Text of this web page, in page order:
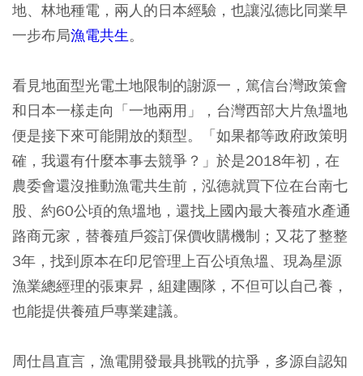
地、林地種電，兩人的日本經驗，也讓泓德比同業早
一步布局漁電共生。
看見地面型光電土地限制的謝源一，篤信台灣政策會
和日本一樣走向「一地兩用」，台灣西部大片魚塭地
便是接下來可能開放的類型。「如果都等政府政策明
確，我還有什麼本事去競爭？」於是2018年初，在
農委會還沒推動漁電共生前，泓德就買下位在台南七
股、約60公頃的魚塭地，還找上國內最大養殖水產通
路商元家，替養殖戶簽訂保價收購機制；又花了整整
3年，找到原本在印尼管理上百公頃魚塭、現為星源
漁業總經理的張東昇，組建團隊，不但可以自己養，
也能提供養殖戶專業建議。
周仕昌直言，漁電開發最具挑戰的抗爭，多源自認知